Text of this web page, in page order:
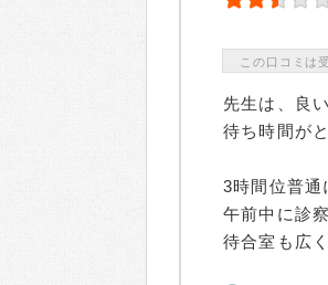
この口コミは
先生は、良
待ち時間が
3時間位普通
午前中に診
待合室も広